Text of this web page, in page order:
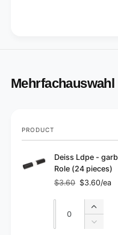
Mehrfachauswahl
Your
cart
PRODUCT
Deiss Ldpe -
Role (24 pieces)
Regular
price
$3.60
Sale
price
$3.60/ea